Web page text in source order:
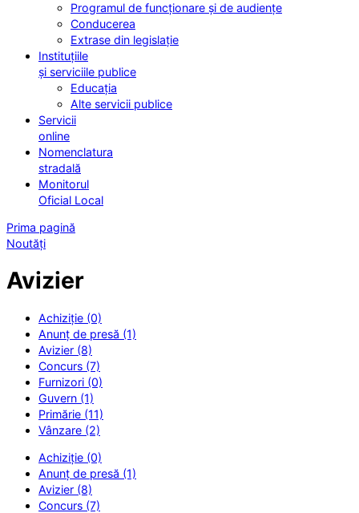
Programul de funcționare și de audiențe
Conducerea
Extrase din legislație
Instituțiile
și serviciile publice
Educația
Alte servicii publice
Servicii
online
Nomenclatura
stradală
Monitorul
Oficial Local
Prima pagină
Noutăți
Avizier
Achiziție (0)
Anunț de presă (1)
Avizier (8)
Concurs (7)
Furnizori (0)
Guvern (1)
Primărie (11)
Vânzare (2)
Achiziție (0)
Anunț de presă (1)
Avizier (8)
Concurs (7)